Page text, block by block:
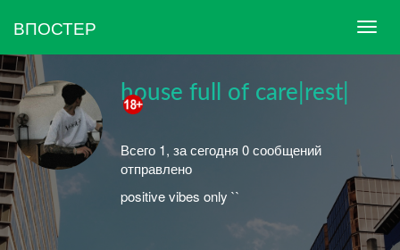
ВПОСТЕР
house full of care|rest|
Всего 1, за сегодня 0 сообщений
отправлено
positive vibes only ``